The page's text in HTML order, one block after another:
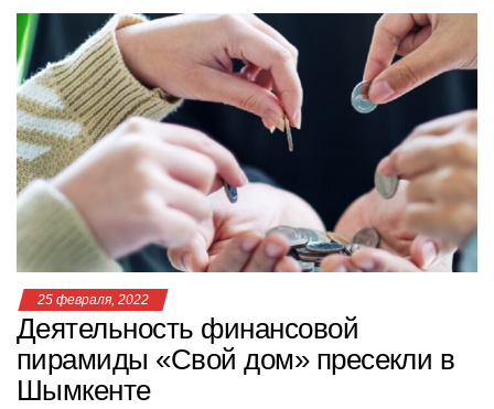
at
s
A
p
p
c
e
b
o
o
tt
er
n
o
kl
a
ss
ni
ki
e
gr
a
m
.R er п
р
а
в
и
т
ь
25 февраля, 2022
Деятельность финансовой
пирамиды «Свой дом» пресекли в
Шымкенте